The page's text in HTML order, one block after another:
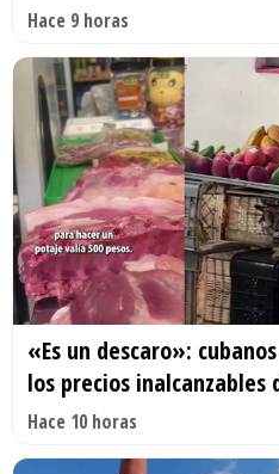
Hace 9 horas
«Es un descaro»:
los precios
Hace 10 horas